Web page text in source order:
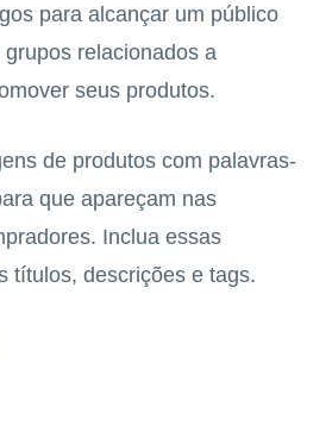
para alcançar um público
relacionados a
seus produtos.
de produtos com palavras-
que apareçam nas
Inclua essas
títulos, descrições e tags.